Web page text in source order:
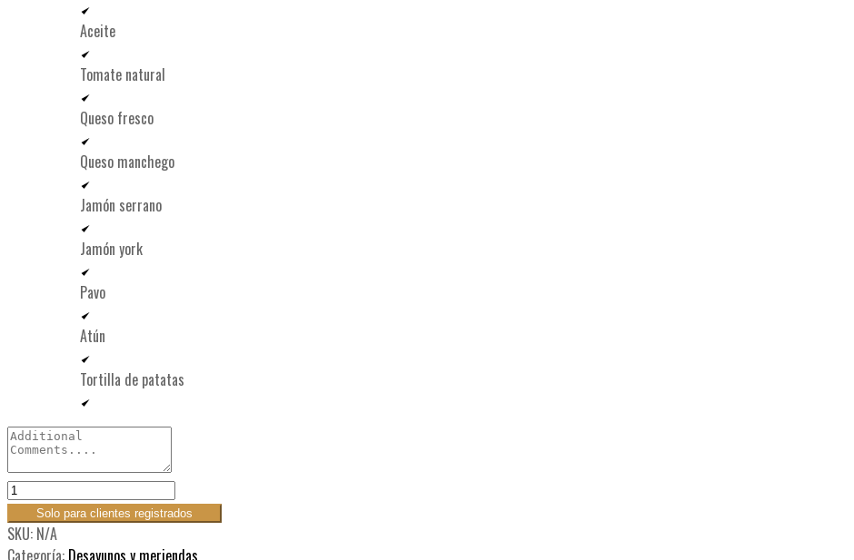
Aceite
Tomate natural
Queso fresco
Queso manchego
Jamón serrano
Jamón york
Pavo
Atún
Tortilla de patatas
Solo para clientes registrados
SKU: N/A